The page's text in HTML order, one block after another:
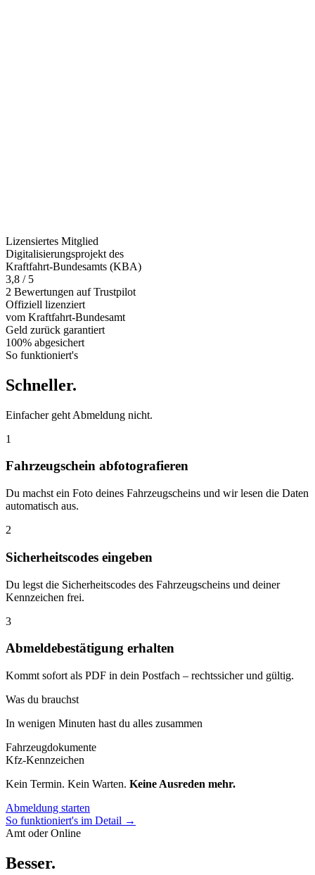
Lizensiertes Mitglied
Digitalisierungsprojekt des
Kraftfahrt-Bundesamts (KBA)
3,8 / 5
2 Bewertungen auf Trustpilot
Offiziell lizenziert
vom Kraftfahrt-Bundesamt
Geld zurück garantiert
100% abgesichert
So funktioniert's
Schneller.
Einfacher geht Abmeldung nicht.
1
Fahrzeugschein abfotografieren
Du machst ein Foto deines Fahrzeugscheins und wir lesen die Daten
automatisch aus.
2
Sicherheitscodes eingeben
Du legst die Sicherheitscodes des Fahrzeugscheins und deiner
Kennzeichen frei.
3
Abmeldebestätigung erhalten
Kommt sofort als PDF in dein Postfach – rechtssicher und gültig.
Was du brauchst
In wenigen Minuten hast du alles zusammen
Fahrzeugdokumente
Kfz-Kennzeichen
Kein Termin. Kein Warten. Keine Ausreden mehr.
Abmeldung starten
So funktioniert's im Detail →
Amt oder Online
Besser.